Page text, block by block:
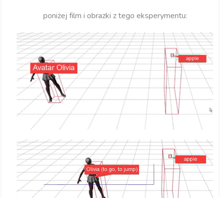
poniżej film i obrazki z tego eksperymentu: